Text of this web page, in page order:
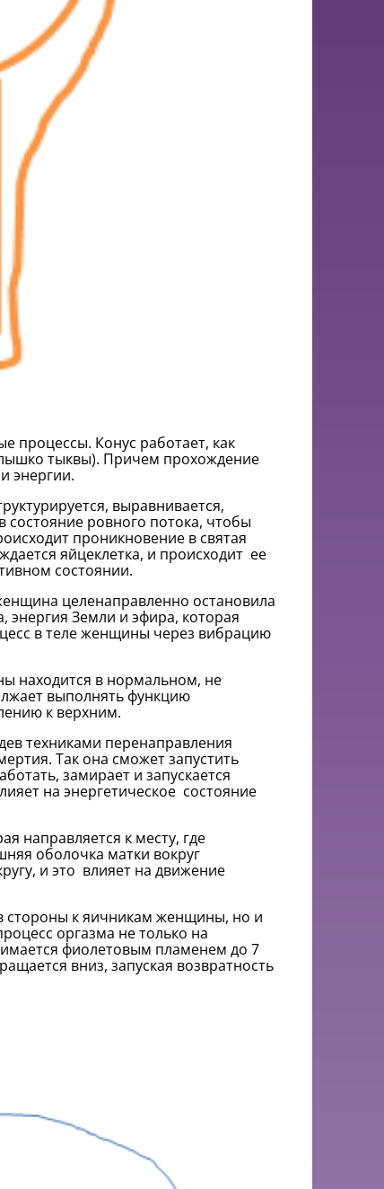
процессы. Конус работает, как
тыквы). Причем прохождение
энергии.
выравнивается,
состояние ровного потока, чтобы
проникновение в святая
яйцеклетка, и происходит ее
состоянии.
целенаправленно остановила
энергия Земли и эфира, которая
в теле женщины через вибрацию
находится в нормальном, не
выполнять функцию
к верхним.
техниками перенаправления
Так она сможет запустить
замирает и запускается
на энергетическое состояние
направляется к месту, где
оболочка матки вокруг
и это влияет на движение
стороны к яичникам женщины, но и
оргазма не только на
фиолетовым пламенем до 7
вниз, запуская возвратность